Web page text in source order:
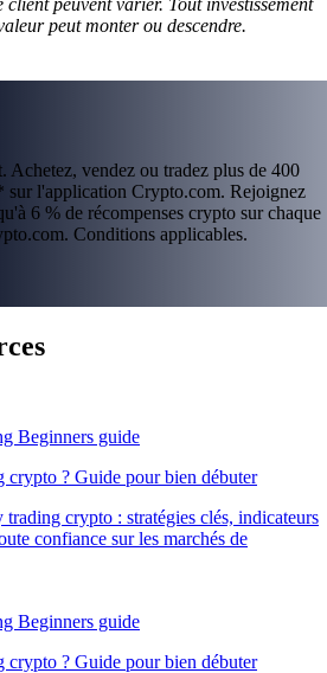
peut monter ou descendre.
Achetez, vendez ou tradez plus de 400
sur l'application Crypto.com. Rejoignez
6 % de récompenses crypto sur chaque
Conditions applicables.
crypto ? Guide pour bien débuter
trading crypto : stratégies clés, indicateurs
confiance sur les marchés de
crypto ? Guide pour bien débuter